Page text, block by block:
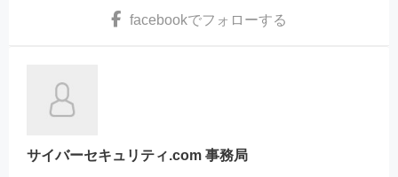
facebookでフォローする
サイバーセキュリティ.com 事務局